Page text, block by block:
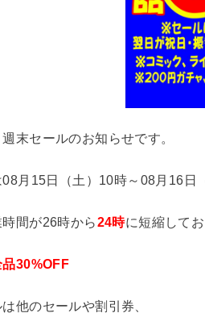
末セールのお知らせです。
月15日（土）10時～08月16日
間が26時から24時に短縮して
品30%OFF
は他のセールや割引券、